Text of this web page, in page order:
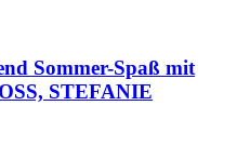
Sommer-Spaß mit
STEFANIE